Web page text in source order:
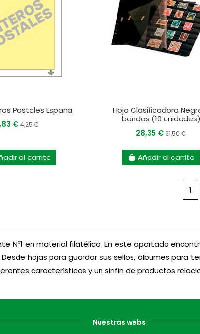
Postales España
€4,25 €
al carrito
Hoja Clasificadora
bandas (10 unidades)
28,35 €31,50 €
Añadir al carrito
1
Nº1 en material filatélico. En este apartado
hojas para guardar sus sellos, álbumes para
características y un sinfín de productos
Nuestras webs